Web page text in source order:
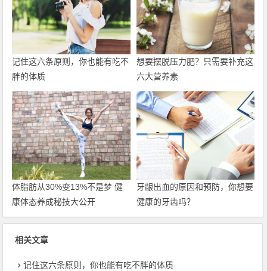
记住这六条原则，你也能有吃不
胖的体质
想要摆脱压力肥？只需要补充这
六大营养素
体脂肪从30%变13%不是梦 健
康体态养成秘技大公开
牙龈出血的原因和预防，你想要
健康的牙齿吗？
相关文章
记住这六条原则，你也能有吃不胖的体质